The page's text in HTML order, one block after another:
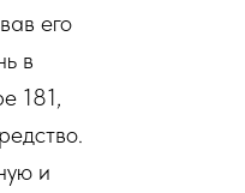
его
в
181,
и